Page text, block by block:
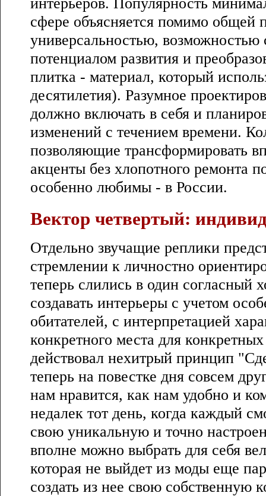
сфере объясняется помимо общей
универсальностью, возможностью
потенциалом развития и
плитка - материал, который
десятилетия). Разумное
должно включать в себя и
изменений с течением времени.
позволяющие трансформировать
акценты без хлопотного ремонта
особенно любимы - в России.
Вектор четвертый:
Отдельно звучащие реплики
стремлении к личностно
теперь слились в один согласный
создавать интерьеры с учетом
обитателей, с интерпретацией
конкретного места для
действовал нехитрый принцип
теперь на повестке дня совсем
нам нравится, как нам удобно и
недалек тот день, когда каждый
свою уникальную и точно
вполне можно выбрать для себя
которая не выйдет из моды еще
создать из нее свою собственную